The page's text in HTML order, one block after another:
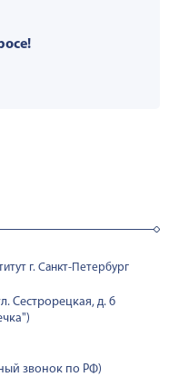
г. Санкт-Петербург
Сестрорецкая, д. 6
звонок по РФ)